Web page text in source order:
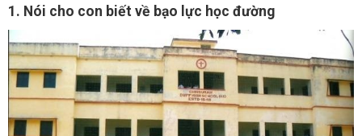
1. Nói cho con biết về bạo lực học đường